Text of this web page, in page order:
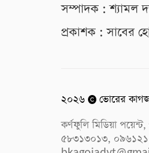
সম্পাদক : শ্যামল
প্রকাশক : সাবের
২০২৬
ভোরের কাগজ
কর্ণফুলি মিডিয়া
৫৮৩১৩০১৩,